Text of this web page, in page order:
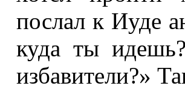
послал к Иуде
куда ты
избавители?»